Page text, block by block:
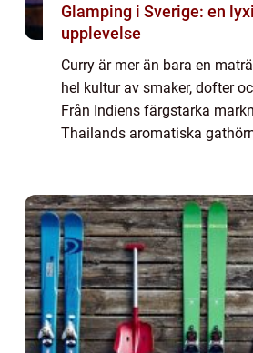
Glamping i Sverige: en
upplevelse
Curry är mer än bara en
hel kultur av smaker, dofter
Från Indiens färgstarka
Thailands aromatiska